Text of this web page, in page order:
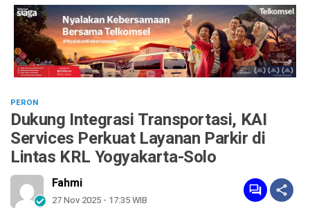
PERON
Dukung Integrasi Transportasi, KAI
Services Perkuat Layanan Parkir di
Lintas KRL Yogyakarta-Solo
Fahmi
27 Nov 2025 - 17:35 WIB